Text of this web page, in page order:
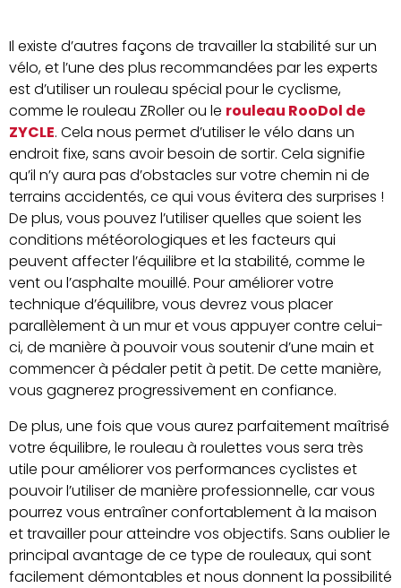
Il existe d’autres façons de travailler la stabilité sur un
vélo, et l’une des plus recommandées par les experts
est d’utiliser un rouleau spécial pour le cyclisme,
comme le rouleau ZRoller ou le rouleau RooDol de
ZYCLE. Cela nous permet d’utiliser le vélo dans un
endroit fixe, sans avoir besoin de sortir. Cela signifie
qu’il n’y aura pas d’obstacles sur votre chemin ni de
terrains accidentés, ce qui vous évitera des surprises !
De plus, vous pouvez l’utiliser quelles que soient les
conditions météorologiques et les facteurs qui
peuvent affecter l’équilibre et la stabilité, comme le
vent ou l’asphalte mouillé. Pour améliorer votre
technique d’équilibre, vous devrez vous placer
parallèlement à un mur et vous appuyer contre celui-
ci, de manière à pouvoir vous soutenir d’une main et
commencer à pédaler petit à petit. De cette manière,
vous gagnerez progressivement en confiance.
De plus, une fois que vous aurez parfaitement maîtrisé
votre équilibre, le rouleau à roulettes vous sera très
utile pour améliorer vos performances cyclistes et
pouvoir l’utiliser de manière professionnelle, car vous
pourrez vous entraîner confortablement à la maison
et travailler pour atteindre vos objectifs. Sans oublier le
principal avantage de ce type de rouleaux, qui sont
facilement démontables et nous donnent la possibilité